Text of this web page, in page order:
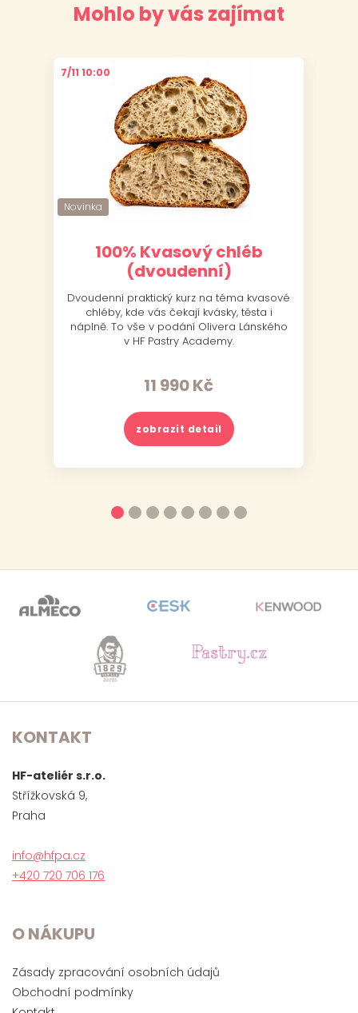
Mohlo by vás zajímat
7/11 10:00
Novinka
Novinka
100% Kvasový chléb
(dvoudenní)
Dvoudenní praktický kurz na téma kvasové
chléby, kde vás čekají kvásky, těsta i
náplně. To vše v podání Olivera Lánského
v HF Pastry Academy.
11 990Kč
zobrazit detail
KONTAKT
HF-ateliér s.r.o.
Střížkovská 9,
Praha
info@hfpa.cz
+420 720 706 176
O NÁKUPU
Zásady zpracování osobních údajů
Obchodní podmínky